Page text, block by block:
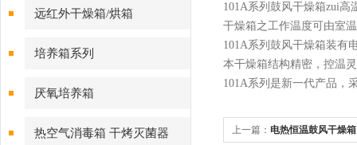
远红外干燥箱/烘箱
培养箱系列
厌氧培养箱
热空气消毒箱 干烤灭菌器
101A系列鼓风干燥箱zui高
干燥箱之工作温度可由室温
101A系列鼓风干燥箱装有
本干燥箱结构精密，控温
101A系列是新一代产品，
上一篇： 电热恒温鼓风干燥